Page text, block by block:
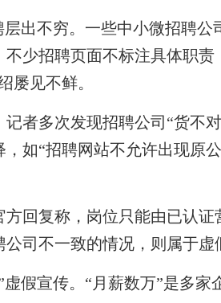
不穷。一些中小微招聘公司
不少招聘页面不标注具体职
屡见不鲜。
多次发现招聘公司“货不对
如“招聘网站不允许出现原
复称，岗位只能由已认证
公司不一致的情况，则属于虚
宣传。“月薪数万”是多家